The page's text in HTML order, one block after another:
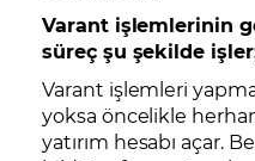
Varant işlemlerinin
süreç şu şekilde
Varant işlemleri
yoksa öncelikle
yatırım hesabı açar.